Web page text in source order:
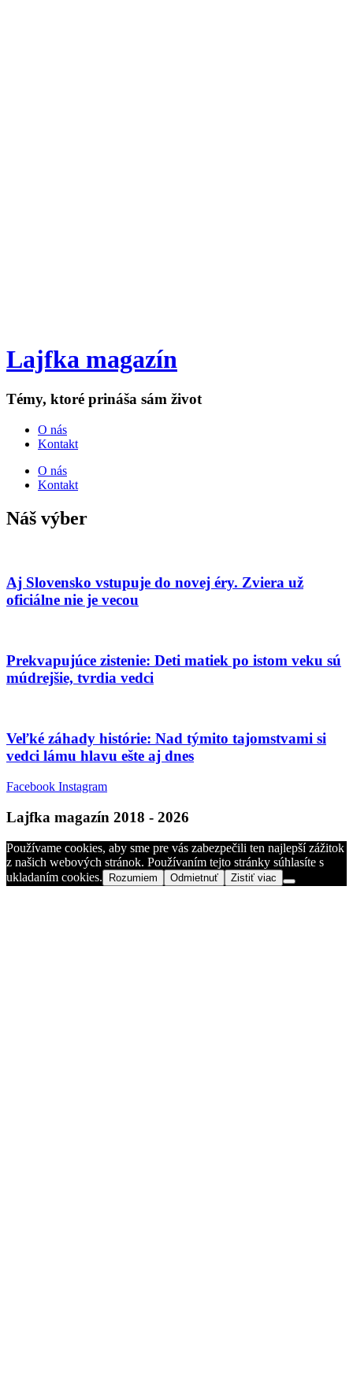
Lajfka magazín
Témy, ktoré prináša sám život
O nás
Kontakt
O nás
Kontakt
Náš výber
Aj Slovensko vstupuje do novej éry. Zviera už
oficiálne nie je vecou
Prekvapujúce zistenie: Deti matiek po istom veku sú
múdrejšie, tvrdia vedci
Veľké záhady histórie: Nad týmito tajomstvami si
vedci lámu hlavu ešte aj dnes
Facebook Instagram
Lajfka magazín 2018 - 2026
Používame cookies, aby sme pre vás zabezpečili ten najlepší zážitok
z našich webových stránok. Používaním tejto stránky súhlasíte s
ukladaním cookies.
Rozumiem Odmietnuť Zistiť viac